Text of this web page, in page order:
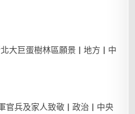
大巨蛋樹林區願景 | 地方 | 中
兵及家人致敬 | 政治 | 中央